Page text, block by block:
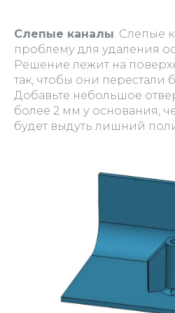
Слепые каналы. Слепые
проблему для удаления
Решение лежит на
так, чтобы они перестали
Добавьте небольшое
более 2 мм у основания,
будет выдуть лишний